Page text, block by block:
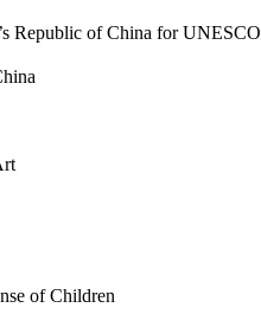
Republic of China for UNESCO
of Children